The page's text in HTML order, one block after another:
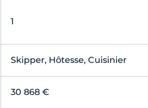
1
Skipper, Hôtesse, Cuisinier
30 868 €